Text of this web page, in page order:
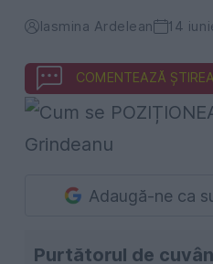
Iasmina Ardelean 14
COMENTEAZĂ ȘTIREA
Adaugă-ne ca
Purtătorul de